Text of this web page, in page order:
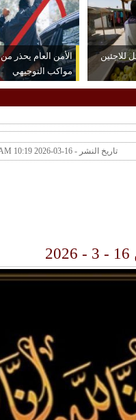
للاجئين
الأمن العام يحذر
مواكب التوجيهي
تاريخ النشر - 16-03-2026 10:19 AM عدد المشاهدات 1 | عدد التعليقات 0